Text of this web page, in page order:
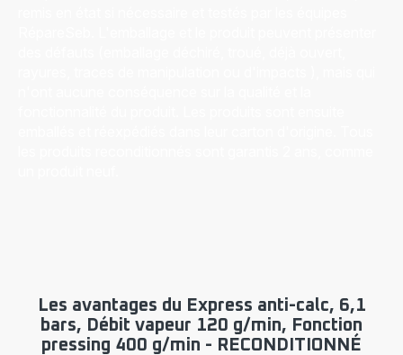
Les avantages du Express anti-calc, 6,1
bars, Débit vapeur 120 g/min, Fonction
pressing 400 g/min - RECONDITIONNÉ